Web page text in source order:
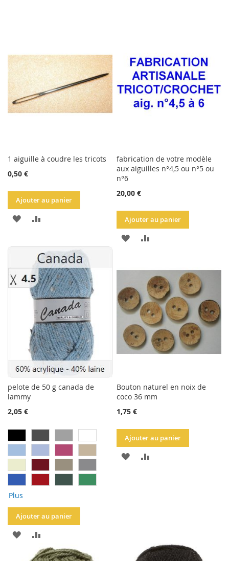
1 aiguille à coudre les tricots
0,50 €
Ajouter au panier
AJOUTER
LISTE
D'ACHATS
COMPARATEUR
fabrication de votre modèle
aux aiguilles n°4,5 ou n°5 ou
n°6
20,00 €
Ajouter au panier
AJOUTER
LA
LISTE
D'ACHATS
COMPARATEUR
pelote de 50 g canada de
lammy
2,05 €
Plus
Ajouter au panier
AJOUTER
AU
Bouton naturel en noix de
coco 36 mm
1,75 €
Ajouter au panier
AJOUTER